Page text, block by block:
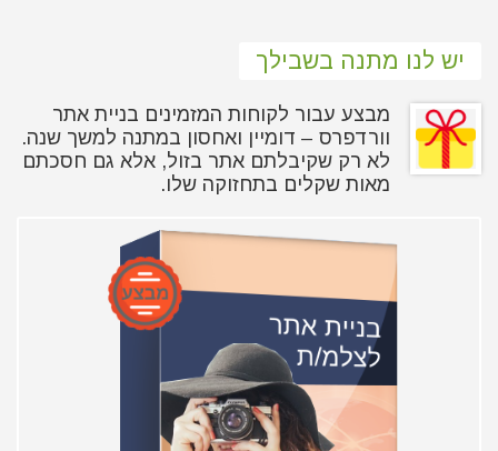
יש לנו מתנה בשבילך
מבצע עבור לקוחות המזמינים בניית אתר
וורדפרס – דומיין ואחסון במתנה למשך שנה.
לא רק שקיבלתם אתר בזול, אלא גם חסכתם
מאות שקלים בתחזוקה שלו.